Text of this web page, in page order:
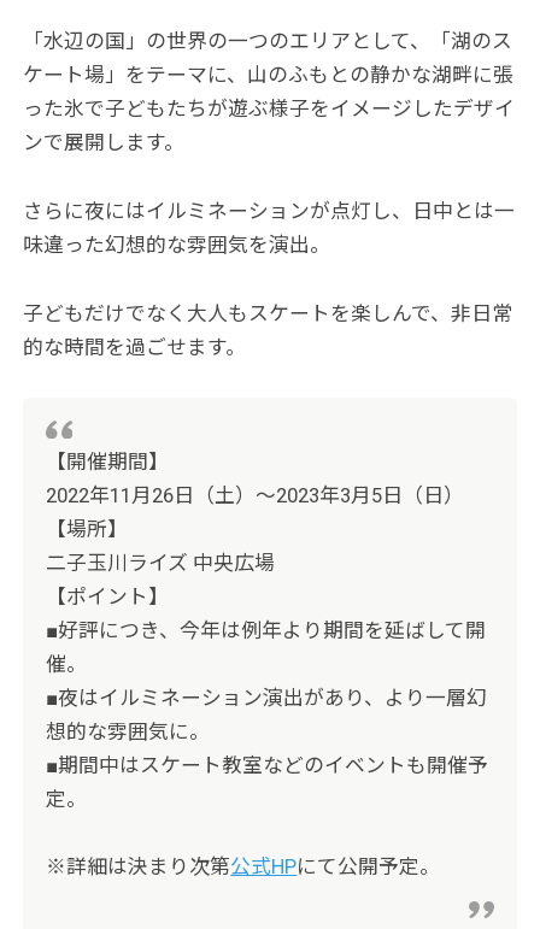
「水辺の国」の世界の一つのエリアとして、「湖のス
ケート場」をテーマに、山のふもとの静かな湖畔に張
った氷で子どもたちが遊ぶ様子をイメージしたデザイ
ンで展開します。
さらに夜にはイルミネーションが点灯し、日中とは一
味違った幻想的な雰囲気を演出。
子どもだけでなく大人もスケートを楽しんで、非日常
的な時間を過ごせます。
【開催期間】
2022年11月26日（土）～2023年3月5日（日）
【場所】
二子玉川ライズ 中央広場
【ポイント】
■好評につき、今年は例年より期間を延ばして開
催。
■夜はイルミネーション演出があり、より一層幻
想的な雰囲気に。
■期間中はスケート教室などのイベントも開催予
定。
※詳細は決まり次第公式HPにて公開予定。